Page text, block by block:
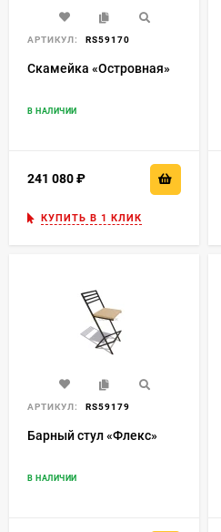
АРТИКУЛ: RS59170
Скамейка «Островная»
В НАЛИЧИИ
241 080
КУПИТЬ В 1 КЛИК
АРТИКУЛ: RS59179
Барный стул «Флекс»
В НАЛИЧИИ